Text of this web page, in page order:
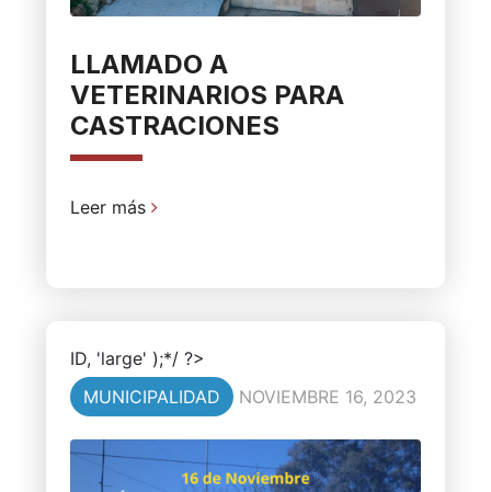
LLAMADO A
VETERINARIOS PARA
CASTRACIONES
Leer más
ID, 'large' );*/ ?>
MUNICIPALIDAD
NOVIEMBRE 16, 2023